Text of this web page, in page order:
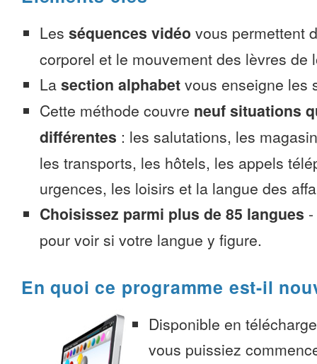
Les séquences vidéo vous permettent
corporel et le mouvement des lèvres de
La section alphabet vous enseigne les
Cette méthode couvre neuf situations
différentes : les salutations, les
les transports, les hôtels, les appels
urgences, les loisirs et la langue des
Choisissez parmi plus de 85 langues -
pour voir si votre langue y figure.
En quoi ce programme est-il
Disponible en
vous puissiez